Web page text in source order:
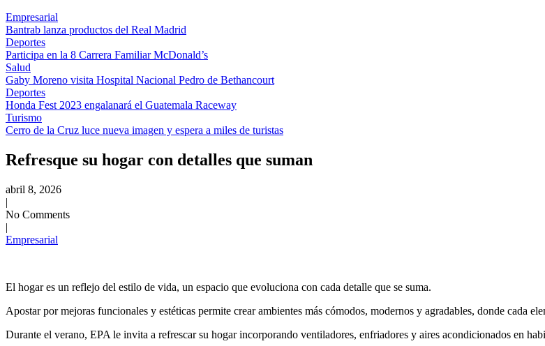
Empresarial
Bantrab lanza productos del Real Madrid
Deportes
Participa en la 8 Carrera Familiar McDonald’s
Salud
Gaby Moreno visita Hospital Nacional Pedro de Bethancourt
Deportes
Honda Fest 2023 engalanará el Guatemala Raceway
Turismo
Cerro de la Cruz luce nueva imagen y espera a miles de turistas
Refresque su hogar con detalles que suman
abril 8, 2026
|
No Comments
|
Empresarial
El hogar es un reflejo del estilo de vida, un espacio que evoluciona con cada detalle que se suma.
Apostar por mejoras funcionales y estéticas permite crear ambientes más cómodos, modernos y agradables, donde cada
Durante el verano, EPA le invita a refrescar su hogar incorporando ventiladores, enfriadores y aires acondicionados en